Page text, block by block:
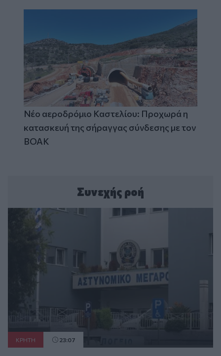
Νέο αεροδρόμιο Καστελίου: Προχωρά η
κατασκευή της σήραγγας σύνδεσης με τον
ΒΟΑΚ
Συνεχής ροή
ΚΡΗΤΗ 23:07